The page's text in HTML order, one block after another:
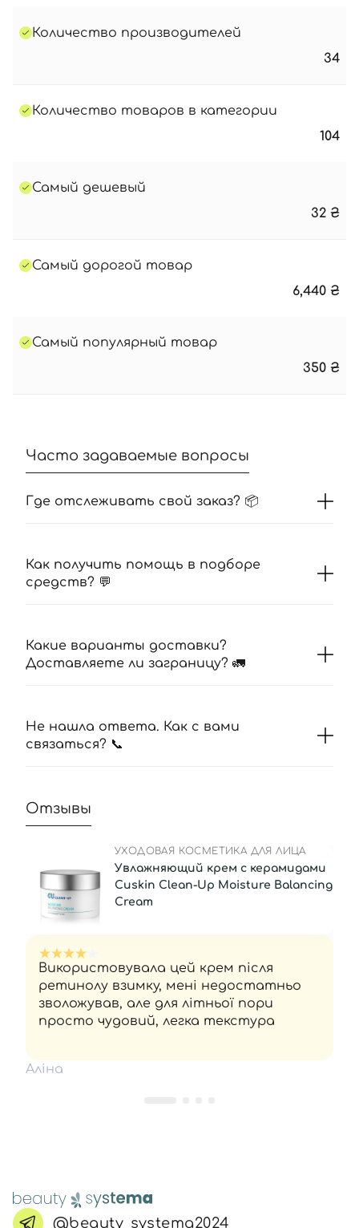
Количество производителей
34
Количество товаров в категории
104
Самый дешевый
32 ₴
Самый дорогой товар
6,440 ₴
Самый популярный товар
350 ₴
Часто задаваемые вопросы
Где отслеживать свой заказ? 📦
Как получить помощь в подборе
средств? 💬
Какие варианты доставки?
Доставляете ли заграницу? 🚛
Не нашла ответа. Как с вами
связаться? 📞
Отзывы
УХОДОВАЯ КОСМЕТИКА ДЛЯ ЛИЦА
Увлажняющий крем с керамидами
Cuskin Clean-Up Moisture Balancing
Cream
Використовувала цей крем після
ретинолу взимку, мені недостатньо
зволожував, але для літньої пори
просто чудовий, легка текстура
Аліна
@beauty_systema2024